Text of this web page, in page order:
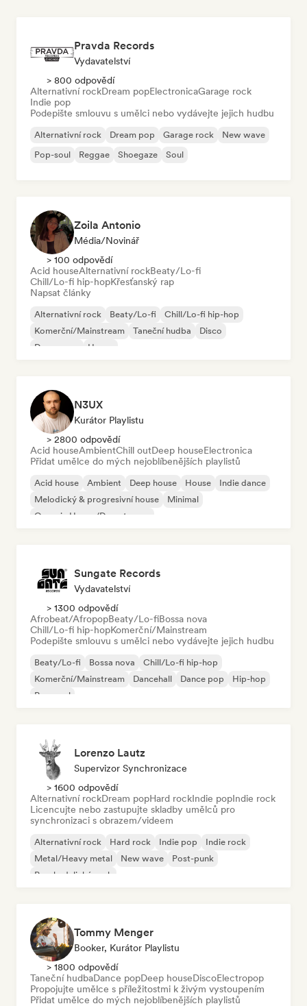
Pravda Records
Vydavatelství
> 800 odpovědí
Alternativní rockDream popElectronicaGarage rock
Indie pop
Podepište smlouvu s umělci nebo vydávejte jejich hudbu
Alternativní rock Dream pop Garage rock
New wave
Pop-soul
Reggae Shoegaze Soul
Zoila Antonio
Média/novinář
> 100 odpovědí
Acid houseAlternativní rockBeaty/Lo-fi
Chill/Lo-fi hip-hopKřesťanský rap
Napsat články
Alternativní rock Beaty/Lo-fi
Chill/Lo-fi hip-hop
Komerční/Mainstream
Taneční hudba
Disco
Dream pop
House
N3UX
Kurátor Playlistu
> 2800 odpovědí
Acid houseAmbientChill outDeep houseElectronica
Přidat umělce do mých nejoblíbenějších playlistů
Acid house Ambient Deep house House
Indie dance
Melodický & progresivní house
Minimal
Organic House/Downtempo
Sungate Records
Vydavatelství
> 1300 odpovědí
Afrobeat/AfropopBeaty/Lo-fiBossa nova
Chill/Lo-fi hip-hopKomerční/Mainstream
Podepište smlouvu s umělci nebo vydávejte jejich hudbu
Beaty/Lo-fi Bossa nova
Chill/Lo-fi hip-hop
Komerční/Mainstream
Dancehall Dance pop
Hip-hop
Pop-soul
Lorenzo Lautz
Supervizor Synchronizace
> 1600 odpovědí
Alternativní rockDream popHard rockIndie popIndie rock
Licencujte nebo zastupujte skladby umělců pro
synchronizaci s obrazem/videem
Alternativní rock Hard rock Indie pop
Indie rock
Metal/Heavy metal
New wave
Post-punk
Psychedelický rock
Tommy Menger
Booker, Kurátor Playlistu
> 1800 odpovědí
Taneční hudbaDance popDeep houseDiscoElectropop
Propojujte umělce s příležitostmi k živým vystoupením
Přidat umělce do mých nejoblíbenějších playlistů